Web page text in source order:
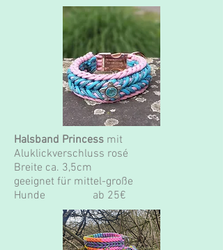
Halsband Princess mit
Aluklickverschluss rosé
Breite ca. 3,5cm
geeignet für mittel-große
Hunde ab 25€